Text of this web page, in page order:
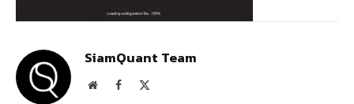
SiamQuant Team
WebsiteFacebook